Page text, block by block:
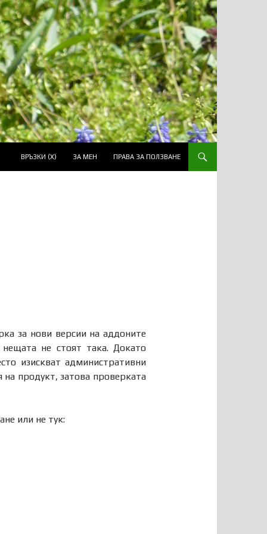
ВРЪЗКИ (Х) ЗА МЕН ПРАВА ЗА ПОЛЗВАНЕ
за нови версии на аддоните
не стоят така. Докато
изискват административни
на продукт, затова проверката
или не тук: